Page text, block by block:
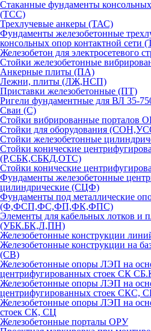
Стаканные фундаменты
(ТСС)
Трехлучевые анкеры (ТАС)
Фундаменты железобетонные
консольных опор контактной сети
Железобетон для электросетевого
Стойки железобетонные
Анкерные плиты (ПА)
Лежни, плиты (ЛЖ,НСП)
Приставки железобетонные (ПТ)
Ригели фундаментные для ВЛ 35-
Сваи (С)
Стойки вибрированные порталов
Стойки для оборудования
Стойки железобетонные
Стойки конические
(Р,СБК,СБКД,ОТС)
Стойки конические
Фундаменты железобетонные
цилиндрические (СЦФ)
Фундаменты под металлические
(Ф,ФСП,ФС,ФП,ФК,ФПС)
Элементы для кабельных лотков и
(УБК.БК,Л,ПН)
Железобетонные конструкции
Железобетонные конструкции на
(СВ)
Железобетонные опоры ЛЭП на
центрифугированных стоек СК
Железобетонные опоры ЛЭП на
центрифугированных стоек СКС,
Железобетонные опоры ЛЭП на
стоек СК, СЦ
Железобетонные порталы ОРУ